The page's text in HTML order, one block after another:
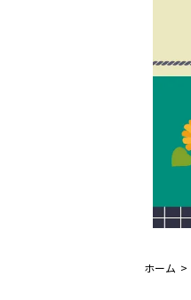
ホーム